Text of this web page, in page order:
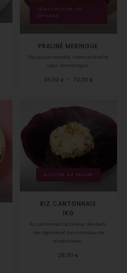
SÉLECTIONNER LES
OPTIONS
PRALINÉ MERINGUE
Dacquoise noisette, crème praliné et
cœur de meringue.
45,00 € – 70,00 €Plage
45,00 €
AJOUTER AU PANIER
RIZ CANTONNAIS
1KG
Riz cantonnais sauté avec des œufs,
des légumes et des morceaux de
dinde fumée.
28,00€